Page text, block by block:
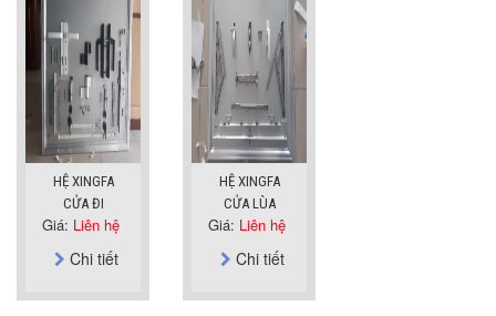
HỆ XINGFA
CỬA ĐI
Giá: Liên hệ
Chi tiết
HỆ XINGFA
CỬA LÙA
Giá: Liên hệ
Chi tiết